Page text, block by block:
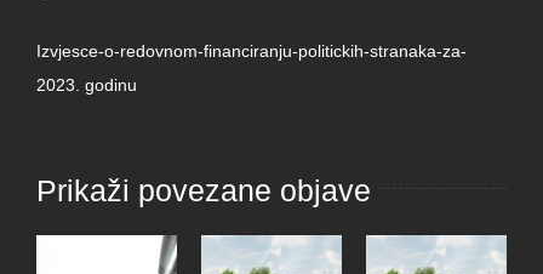
Izvjesce-o-redovnom-financiranju-politickih-stranaka-za-
2023. godinu
Prikaži povezane objave